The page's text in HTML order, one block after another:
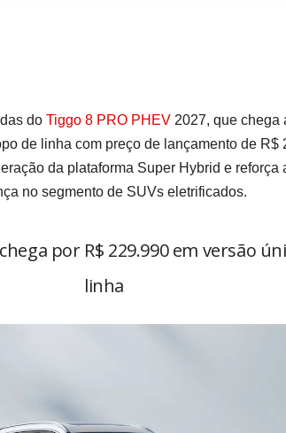
do Tiggo 8 PRO PHEV2027, que chega
de linha com preço de lançamento de R$
da plataforma Super Hybrid e reforça
no segmento de SUVs eletrificados.
por R$ 229.990 em versão
linha